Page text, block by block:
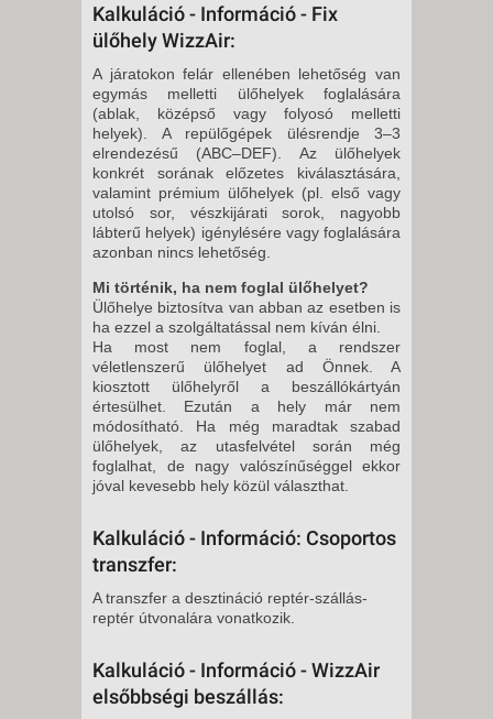
Kalkuláció - Információ - Fix
ülőhely WizzAir:
A járatokon felár ellenében lehetőség van
egymás melletti ülőhelyek foglalására
(ablak, középső vagy folyosó melletti
helyek). A repülőgépek ülésrendje 3–3
elrendezésű (ABC–DEF). Az ülőhelyek
konkrét sorának előzetes kiválasztására,
valamint prémium ülőhelyek (pl. első vagy
utolsó sor, vészkijárati sorok, nagyobb
lábterű helyek) igénylésére vagy foglalására
azonban nincs lehetőség.
Mi történik, ha nem foglal ülőhelyet?
Ülőhelye biztosítva van abban az esetben is
ha ezzel a szolgáltatással nem kíván élni.
Ha most nem foglal, a rendszer
véletlenszerű ülőhelyet ad Önnek. A
kiosztott ülőhelyről a beszállókártyán
értesülhet. Ezután a hely már nem
módosítható. Ha még maradtak szabad
ülőhelyek, az utasfelvétel során még
foglalhat, de nagy valószínűséggel ekkor
jóval kevesebb hely közül választhat.
Kalkuláció - Információ: Csoportos
transzfer:
A transzfer a desztináció reptér-szállás-
reptér útvonalára vonatkozik.
Kalkuláció - Információ - WizzAir
elsőbbségi beszállás: